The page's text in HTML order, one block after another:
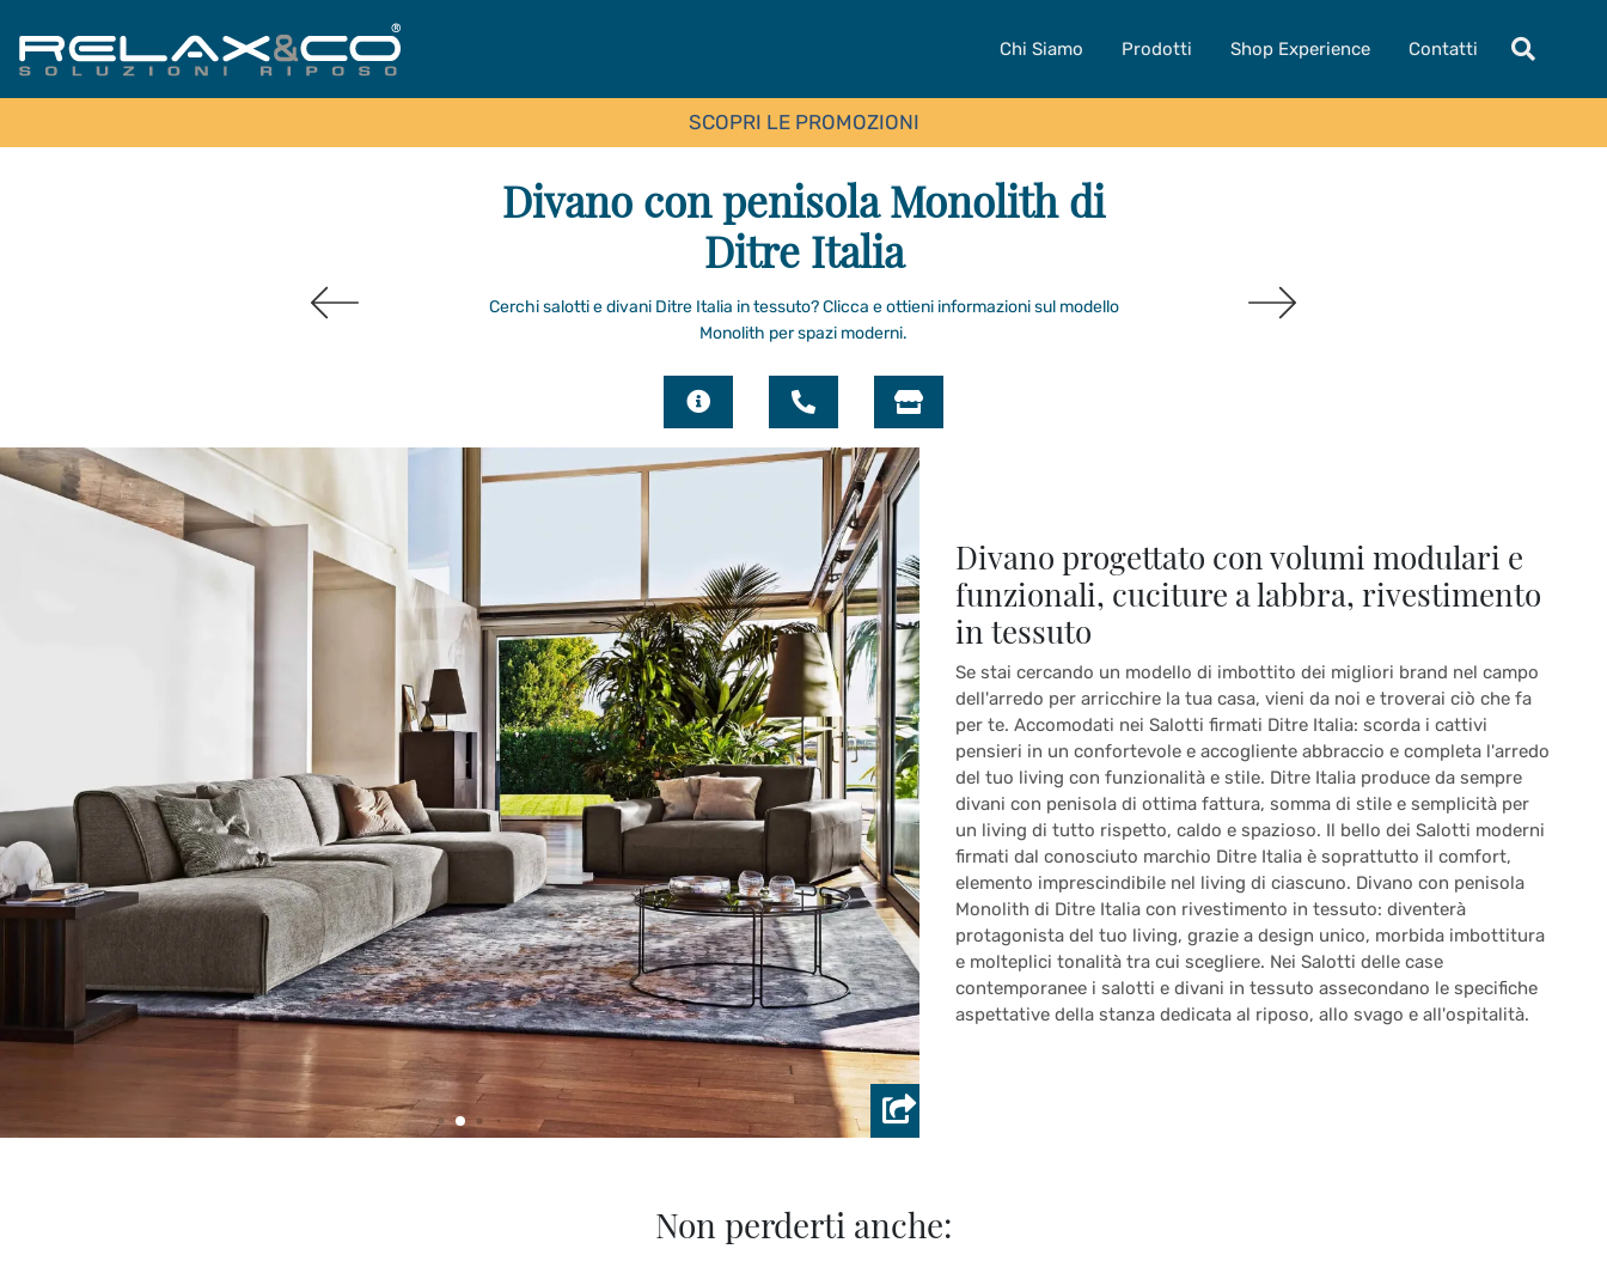
Chi Siamo Prodotti Shop Experience Contatti
SCOPRI LE PROMOZIONI
Divano con penisola Monolith di
Ditre Italia
Cerchi salotti e divani Ditre Italia in tessuto? Clicca e ottieni informazioni sul modello
Monolith per spazi moderni.
Divano progettato con volumi modulari e
funzionali, cuciture a labbra, rivestimento
in tessuto
Se stai cercando un modello di imbottito dei migliori brand nel campo
dell'arredo per arricchire la tua casa, vieni da noi e troverai ciò che fa
per te. Accomodati nei Salotti firmati Ditre Italia: scorda i cattivi
pensieri in un confortevole e accogliente abbraccio e completa l'arredo
del tuo living con funzionalità e stile. Ditre Italia produce da sempre
divani con penisola di ottima fattura, somma di stile e semplicità per
un living di tutto rispetto, caldo e spazioso. Il bello dei Salotti moderni
firmati dal conosciuto marchio Ditre Italia è soprattutto il comfort,
elemento imprescindibile nel living di ciascuno. Divano con penisola
Monolith di Ditre Italia con rivestimento in tessuto: diventerà
protagonista del tuo living, grazie a design unico, morbida imbottitura
e molteplici tonalità tra cui scegliere. Nei Salotti delle case
contemporanee i salotti e divani in tessuto assecondano le specifiche
aspettative della stanza dedicata al riposo, allo svago e all'ospitalità.
Non perderti anche: